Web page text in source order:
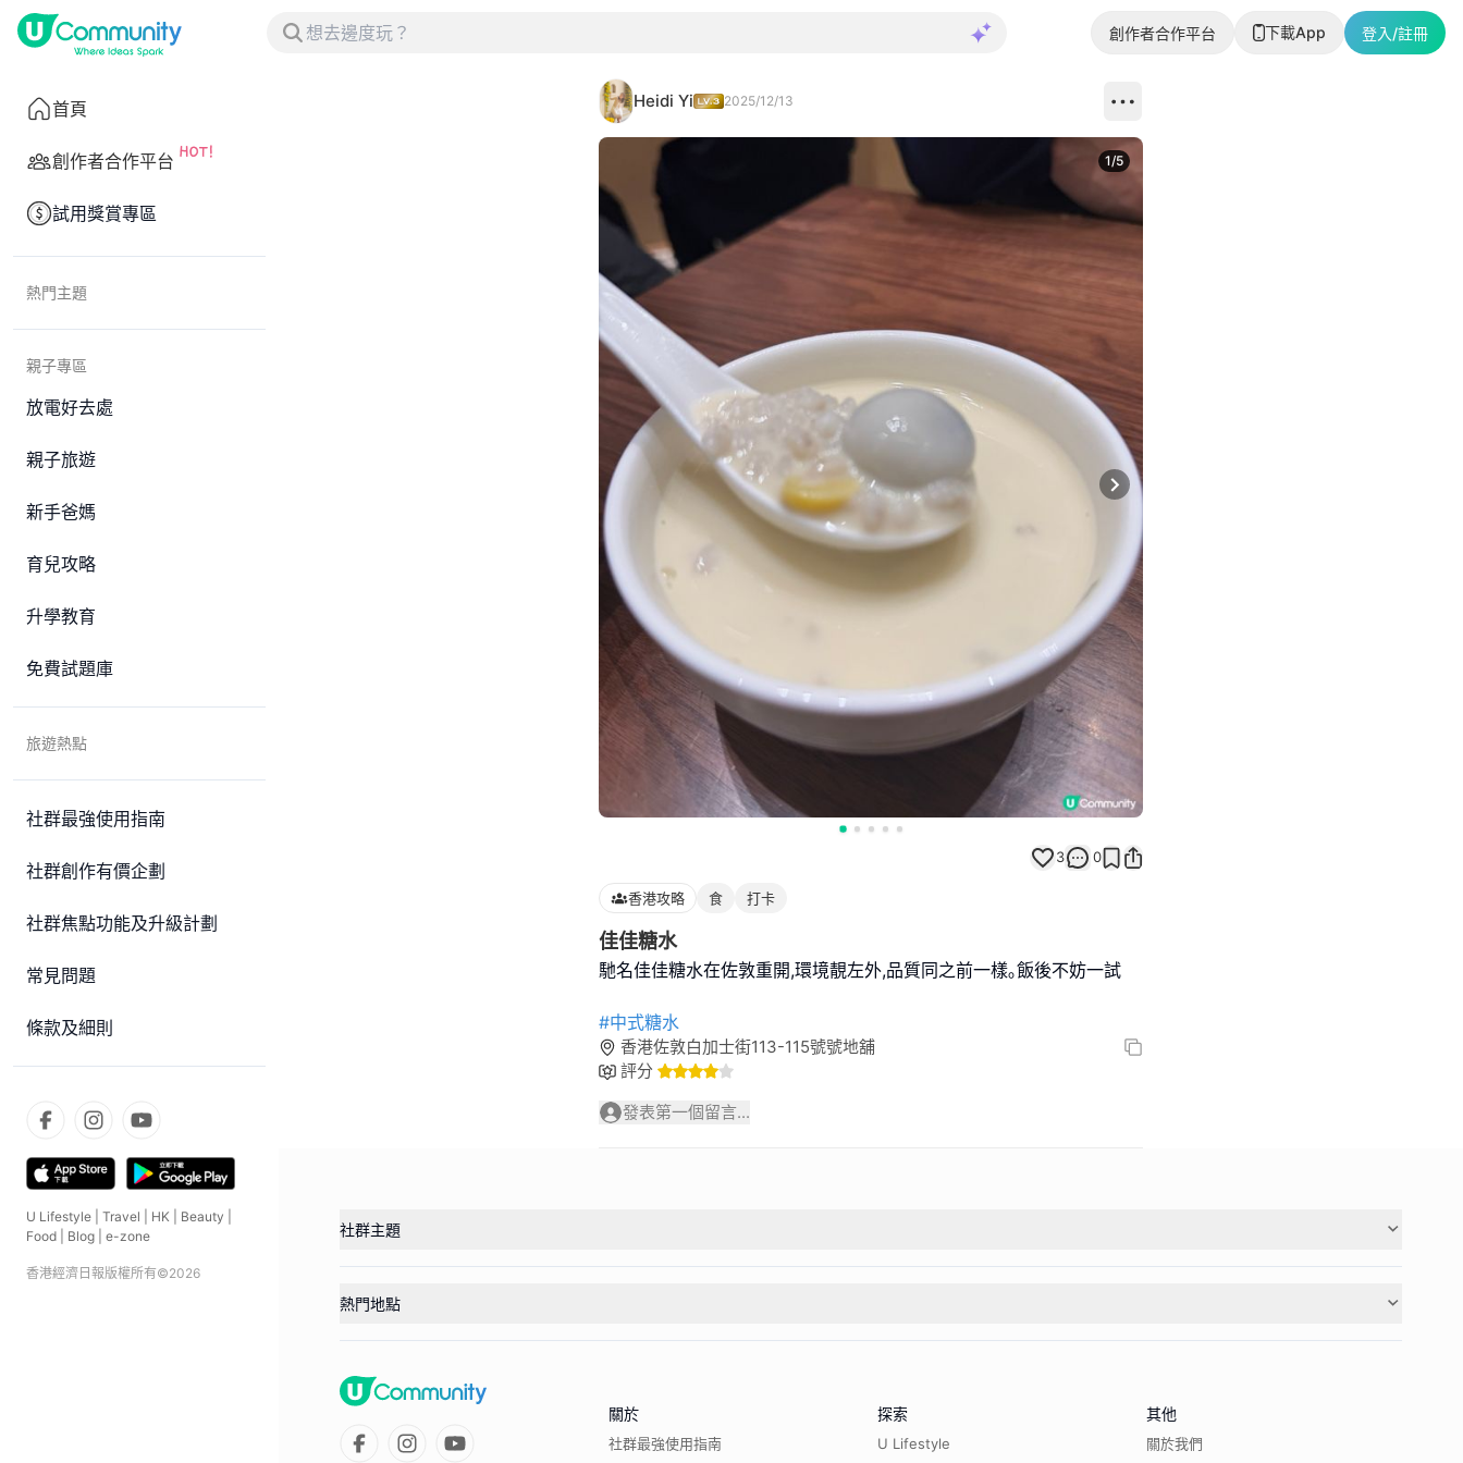
創作者合作平台 下載App 登入/註冊
首頁
創作者合作平台
試用獎賞專區
熱門主題
親子專區
放電好去處
親子旅遊
新手爸媽
育兒攻略
升學教育
免費試題庫
旅遊熱點
社群最強使用指南
社群創作有價企劃
社群焦點功能及升級計劃
常見問題
條款及細則
U Lifestyle Travel HK Beauty
Food
Blog e-zone
香港經濟日報版權所有©2026
Heidi Yi 2025/12/13
Next slide
1/5
3 0
香港攻略 食 打卡
佳佳糖水
馳名佳佳糖水在佐敦重開,環境靚左外,品質同之前一樣｡飯後不妨一試
#中式糖水
香港佐敦白加士街113-115號號地舖
評分
發表第一個留言...
社群主題
熱門地點
關於
社群最強使用指南
探索
U Lifestyle
其他
關於我們